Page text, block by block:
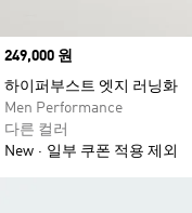
Price
249,000 원
하이퍼부스트 엣지 러닝화
Men Performance
다른 컬러
New
일부 쿠폰 적용 제외